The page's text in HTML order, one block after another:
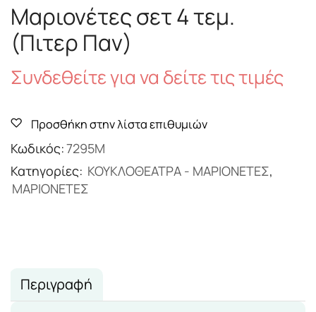
Μαριονέτες σετ 4 τεμ.
(Πιτερ Παν)
Συνδεθείτε για να δείτε τις τιμές
Προσθήκη στην λίστα επιθυμιών
Κωδικός:7295Μ
Κατηγορίες: ΚΟΥΚΛΟΘΕΑΤΡΑ - ΜΑΡΙΟΝΕΤΕΣ,
ΜΑΡΙΟΝΕΤΕΣ
Περιγραφή